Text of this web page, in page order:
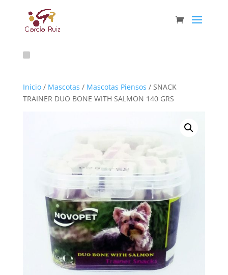
Inicio/ Mascotas / Mascotas Piensos / SNACK
TRAINER DUO BONE WITH SALMON 140 GRS